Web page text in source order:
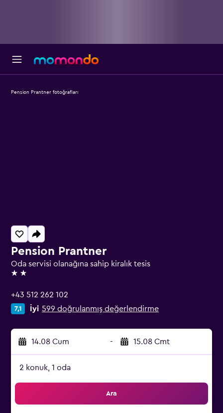
Pension Prantner
Oda servisi olanağına sahip kiralık tesis
2 yıldız
+43 512 262 102
7,1 İyi 599 doğrulanmış değerlendirme
14.08 Cum - 15.08 Cmt
2 konuk, 1 oda
Ara
Pension Prantner fotoğrafları